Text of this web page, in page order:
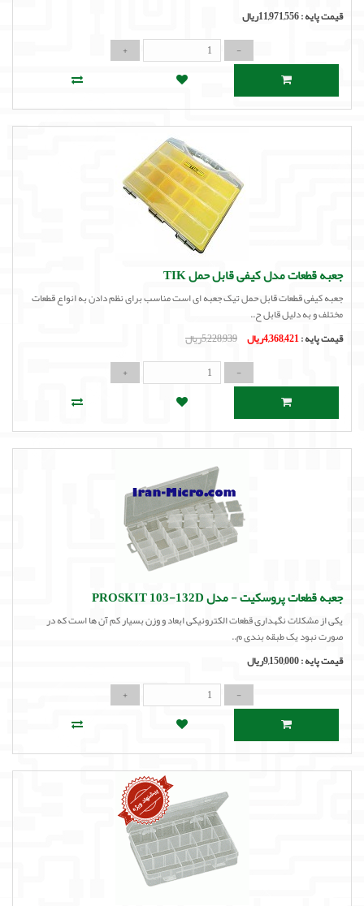
قیمت پایه :11,971,556ریال
جعبه قطعات مدل کیفی قابل حمل TIK
جعبه کیفی قطعات قابل حمل تیک جعبه ای است مناسب برای نظم دادن به انواع قطعات
مختلف و به دلیل قابل ح..
قیمت پایه :4,368,421ریال 5,228,939ریال
جعبه قطعات پروسکیت - مدل PROSKIT 103-132D
یکی از مشکلات نگهداری قطعات الکترونیکی ابعاد و وزن بسیار کم آن ها است که در
صورت نبود یک طبقه بندی م..
قیمت پایه :9,150,000ریال